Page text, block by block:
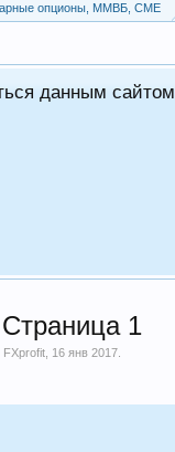
опционы, ММВБ, CME
данным
1
FXprofit 16 янв 2017